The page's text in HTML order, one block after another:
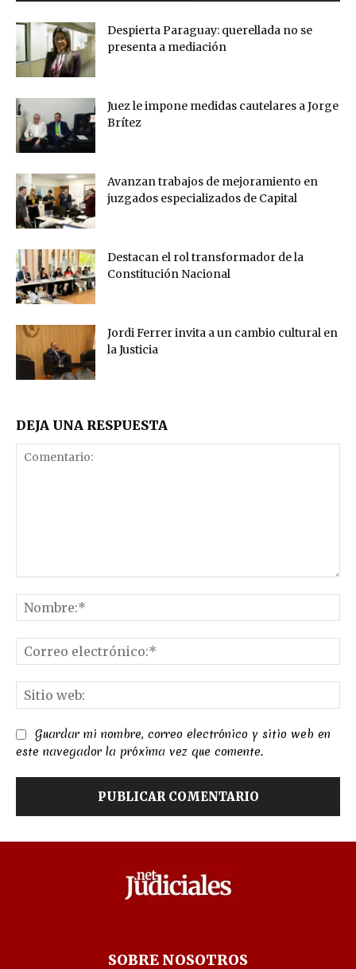
Despierta Paraguay: querellada no se
presenta a mediación
Juez le impone medidas cautelares a Jorge
Brítez
Avanzan trabajos de mejoramiento en
juzgados especializados de Capital
Destacan el rol transformador de la
Constitución Nacional
Jordi Ferrer invita a un cambio cultural en
la Justicia
DEJA UNA RESPUESTA
Guardar mi nombre, correo electrónico y sitio web en
este navegador la próxima vez que comente.
SOBRE NOSOTROS